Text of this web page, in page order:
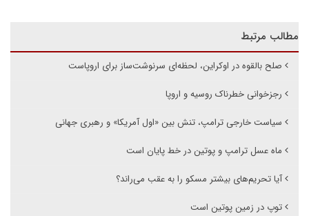
مطالب مرتبط
صلح بالقوه در اوکراین، لحظه‌ای سرنوشت‌ساز برای اروپاست
رجزخوانی خطرناک روسیه و اروپا
سیاست خارجی ترامپ، تنش بین «اول آمریکا» و رهبری جهانی
ماه عسل ترامپ و پوتین در خط پایان است
آیا تحریم‌های بیشتر مسکو را به عقب می‌راند؟
توپ در زمین پوتین است